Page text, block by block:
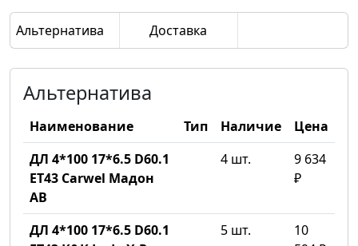
Альтернатива Доставка
Альтернатива
Наименование Тип Наличие
Цена
ДЛ 4*100 17*6.5 D60.1
ET43 Carwel Мадон
AB
4 шт.
9 634
₽
ДЛ 4*100 17*6.5 D60.1
5 шт.
10